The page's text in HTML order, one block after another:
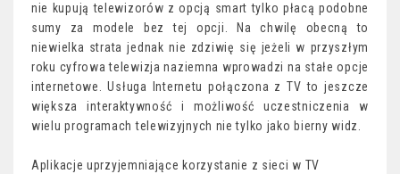
nie kupują telewizorów z opcją smart tylko płacą podobne
sumy za modele bez tej opcji. Na chwilę obecną to
niewielka strata jednak nie zdziwię się jeżeli w przyszłym
roku cyfrowa telewizja naziemna wprowadzi na stałe opcje
internetowe. Usługa Internetu połączona z TV to jeszcze
większa interaktywność i możliwość uczestniczenia w
wielu programach telewizyjnych nie tylko jako bierny widz.
Aplikacje uprzyjemniające korzystanie z sieci w TV